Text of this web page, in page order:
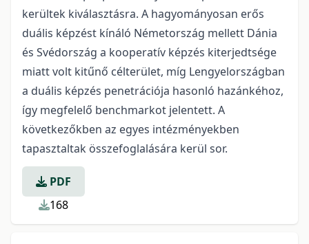
kerültek kiválasztásra. A hagyományosan erős
duális képzést kínáló Németország mellett Dánia
és Svédország a kooperatív képzés kiterjedtsége
miatt volt kitűnő célterület, míg Lengyelországban
a duális képzés penetrációja hasonló hazánkéhoz,
így megfelelő benchmarkot jelentett. A
következőkben az egyes intézményekben
tapasztaltak összefoglalására kerül sor.
PDF
168